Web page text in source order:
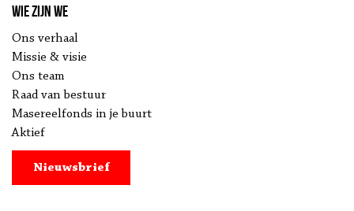
Wie zijn we
Ons verhaal
Missie & visie
Ons team
Raad van bestuur
Masereelfonds in je buurt
Aktief
Nieuwsbrief